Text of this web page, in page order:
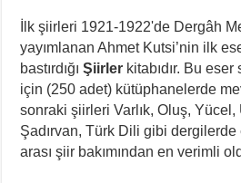
İlk şiirleri 1921-1922'de Dergâh
yayımlanan Ahmet Kutsi’nin ilk
bastırdığıŞiirler kitabıdır. Bu eser
için (250 adet) kütüphanelerde
sonraki şiirleri Varlık, Oluş,
Şadırvan, Türk Dili gibi dergilerde
arası şiir bakımından en verimli